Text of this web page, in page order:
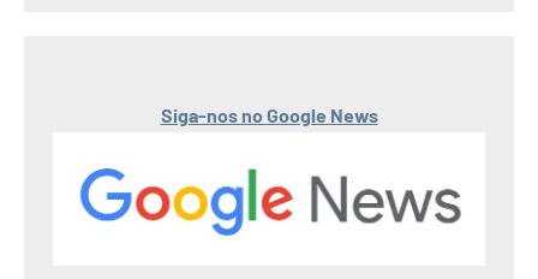
Siga-nos no Google News